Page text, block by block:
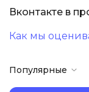
Вконтакте в
Как мы
Популярные
Дизайн